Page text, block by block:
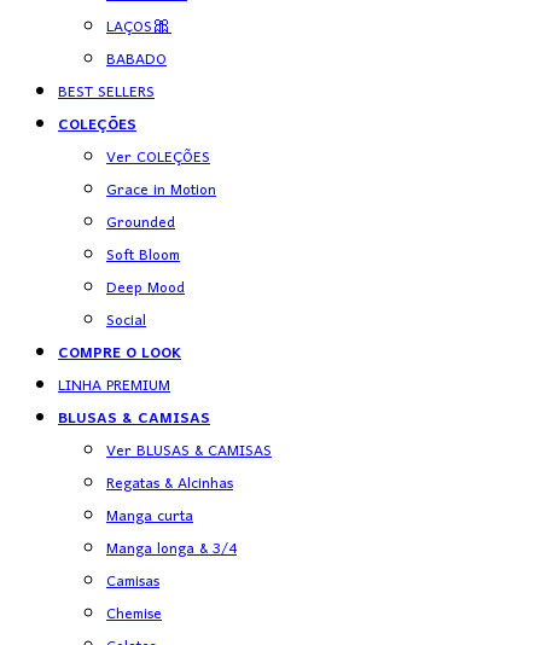
LAÇOS🎀
BABADO
BEST SELLERS
COLEÇÕES
Ver COLEÇÕES
Grace in Motion
Grounded
Soft Bloom
Deep Mood
Social
COMPRE O LOOK
LINHA PREMIUM
BLUSAS & CAMISAS
Ver BLUSAS & CAMISAS
Regatas & Alcinhas
Manga curta
Manga longa & 3/4
Camisas
Chemise